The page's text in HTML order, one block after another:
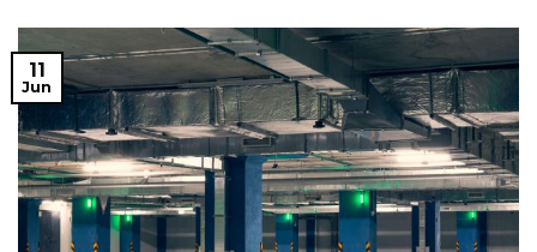
11
Jun